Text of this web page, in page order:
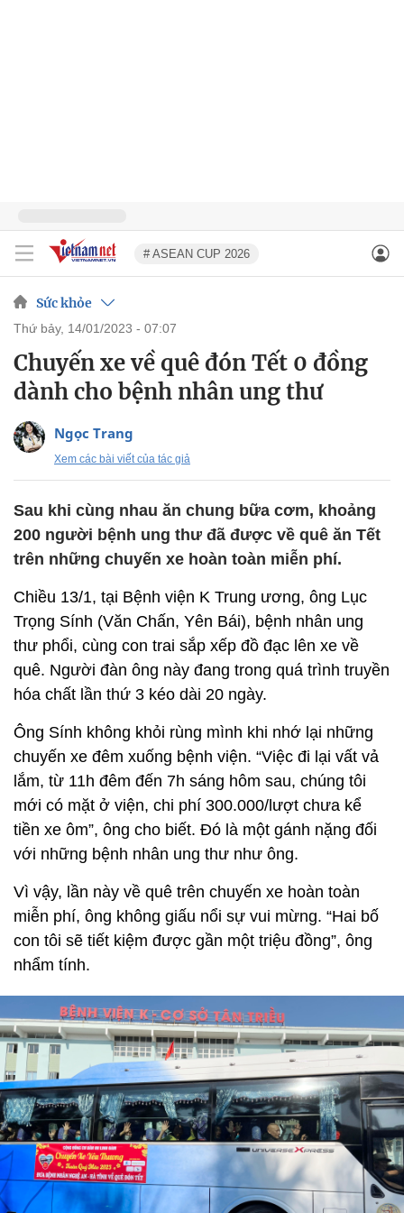
# ASEAN CUP 2026
Sức khỏe
thứ bảy, 14/01/2023 - 07:07
Chuyến xe về quê đón Tết 0 đồng
dành cho bệnh nhân ung thư
Ngọc Trang
Xem các bài viết của tác giả
Sau khi cùng nhau ăn chung bữa cơm, khoảng
200 người bệnh ung thư đã được về quê ăn Tết
trên những chuyến xe hoàn toàn miễn phí.
Chiều 13/1, tại Bệnh viện K Trung ương, ông Lục
Trọng Sính (Văn Chấn, Yên Bái), bệnh nhân ung
thư phổi, cùng con trai sắp xếp đồ đạc lên xe về
quê. Người đàn ông này đang trong quá trình truyền
hóa chất lần thứ 3 kéo dài 20 ngày.
Ông Sính không khỏi rùng mình khi nhớ lại những
chuyến xe đêm xuống bệnh viện. “Việc đi lại vất vả
lắm, từ 11h đêm đến 7h sáng hôm sau, chúng tôi
mới có mặt ở viện, chi phí 300.000/lượt chưa kể
tiền xe ôm”, ông cho biết. Đó là một gánh nặng đối
với những bệnh nhân ung thư như ông.
Vì vậy, lần này về quê trên chuyến xe hoàn toàn
miễn phí, ông không giấu nổi sự vui mừng. “Hai bố
con tôi sẽ tiết kiệm được gần một triệu đồng”, ông
nhẩm tính.